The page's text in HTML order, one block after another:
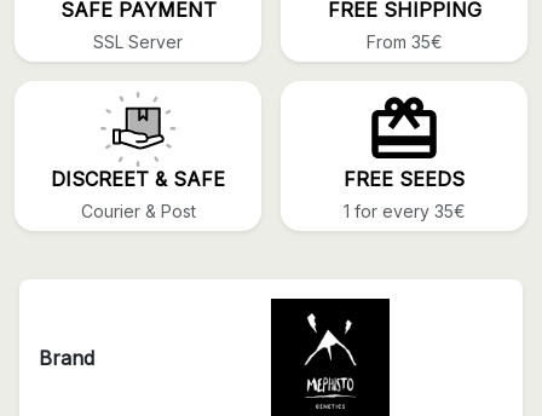
SAFE PAYMENT
SSL Server
FREE SHIPPING
From 35€
DISCREET & SAFE
Courier & Post
FREE SEEDS
1 for every 35€
Brand